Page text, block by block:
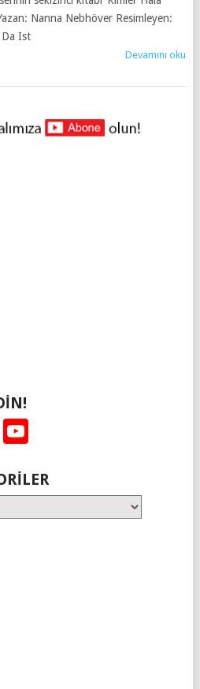
Nanna Nebhöver Resimleyen:
Da Ist
Devamını oku
YouTube